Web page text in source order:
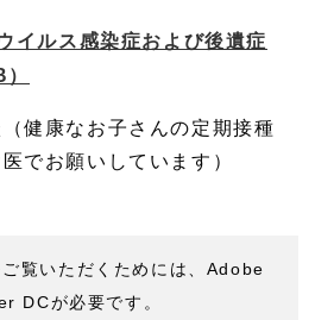
イルス感染症および後遺症
健康なお子さんの定期接種
でお願いしています）
覧いただくためには、Adobe
DCが必要です。